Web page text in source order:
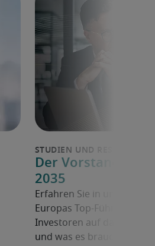
Der Vorstand der
2035
Erfahren Sie in unserem
Europas Top-
Investoren auf das
und was es braucht, um